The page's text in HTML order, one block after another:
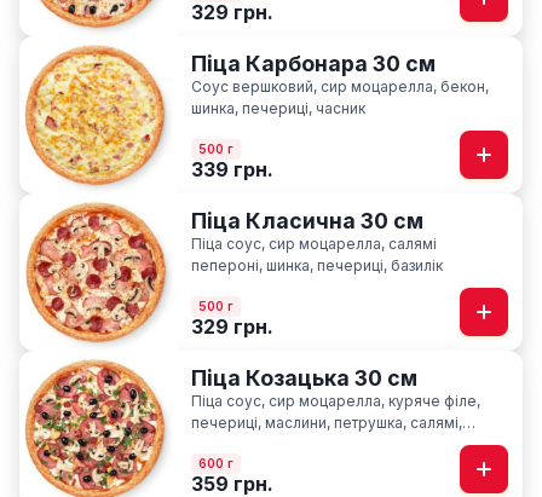
329 грн.
Піца Карбонара 30 см
Соус вершковий, сир моцарелла, бекон,
шинка, печериці, часник
500 г
339 грн.
Піца Класична 30 см
Піца соус, сир моцарелла, салямі
пепероні, шинка, печериці, базилік
500 г
329 грн.
Піца Козацька 30 см
Піца соус, сир моцарелла, куряче філе,
печериці, маслини, петрушка, салямі,
600 г
359 грн.